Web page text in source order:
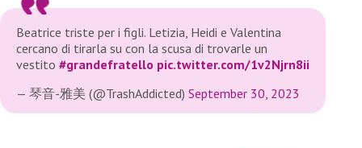
Beatrice triste per i figli. Letizia, Heidi e Valentina
cercano di tirarla su con la scusa di trovarle un
vestito #grandefratello pic.twitter.com/1v2Njrn8ii
— 琴音-雅美 (@TrashAddicted) September 30, 2023